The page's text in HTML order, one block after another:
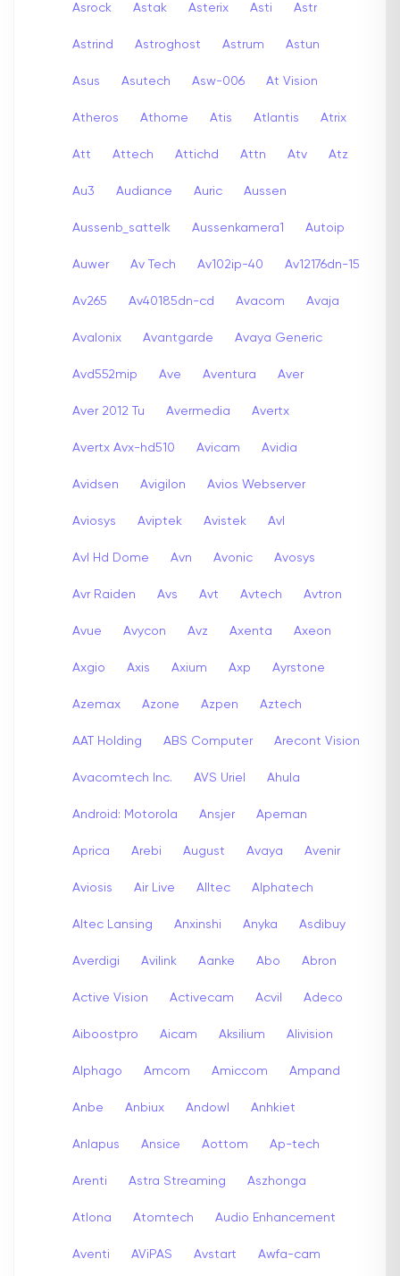
Asrock Astak Asterix Asti Astr
Astrind Astroghost Astrum Astun
Asus Asutech Asw-006 At Vision
Atheros Athome Atis Atlantis Atrix
Att Attech Attichd Attn Atv Atz
Au3 Audiance Auric Aussen
Aussenb_sattelk Aussenkamera1 Autoip
Auwer Av Tech Av102ip-40 Av12176dn-15
Av265 Av40185dn-cd Avacom Avaja
Avalonix Avantgarde Avaya Generic
Avd552mip Ave Aventura Aver
Aver 2012 Tu Avermedia Avertx
Avertx Avx-hd510 Avicam Avidia
Avidsen Avigilon Avios Webserver
Aviosys Aviptek Avistek Avl
Avl Hd Dome Avn Avonic Avosys
Avr Raiden Avs Avt Avtech Avtron
Avue Avycon Avz Axenta Axeon
Axgio Axis Axium Axp Ayrstone
Azemax Azone Azpen Aztech
AAT Holding ABS Computer Arecont Vision
Avacomtech Inc. AVS Uriel Ahula
Android: Motorola Ansjer Apeman
Aprica Arebi August Avaya Avenir
Aviosis Air Live Alltec Alphatech
Altec Lansing Anxinshi Anyka Asdibuy
Averdigi Avilink Aanke Abo Abron
Active Vision Activecam Acvil Adeco
Aiboostpro Aicam Aksilium Alivision
Alphago Amcom Amiccom Ampand
Anbe Anbiux Andowl Anhkiet
Anlapus Ansice Aottom Ap-tech
Arenti Astra Streaming Aszhonga
Atlona Atomtech Audio Enhancement
Aventi AViPAS Avstart Awfa-cam